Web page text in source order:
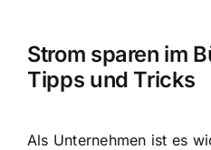
Strom sparen im
Tipps und Tricks
Als Unternehmen ist es